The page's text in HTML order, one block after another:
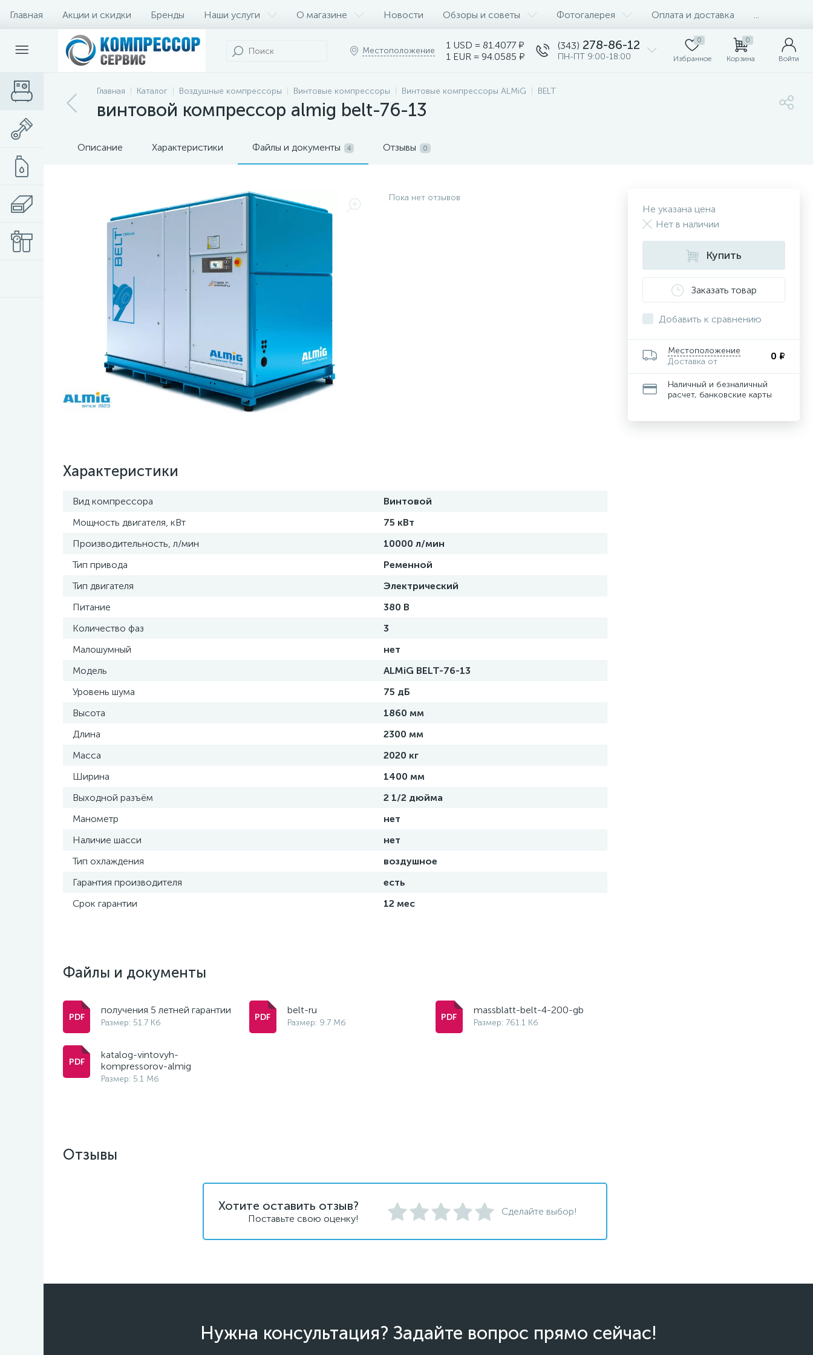
Главная Акции и скидки Бренды Наши услуги О магазине Новости Обзоры и советы Фотогалерея Оплата и доставка
Местоположение
1 USD = 81.4077 ₽
1 EUR = 94.0585 ₽
(343) 278-86-12
ПН-ПТ 9:00-18:00
0
Избранное
0
Корзина Войти
Главная Каталог Воздушные компрессоры Винтовые компрессоры Винтовые компрессоры ALMiG BELT
винтовой компрессор almig belt-76-13
Описание Характеристики Файлы и документы 4 Отзывы 0
Пока нет отзывов
Характеристики
Вид компрессора
Винтовой
Мощность двигателя, кВт
75 кВт
Производительность, л/мин
10000 л/мин
Тип привода
Ременной
Тип двигателя
Электрический
Питание
380 В
Количество фаз
3
Малошумный
нет
Модель
ALMiG BELT-76-13
Уровень шума
75 дБ
Высота
1860 мм
Длина
2300 мм
Масса
2020 кг
Ширина
1400 мм
Выходной разъём
2 1/2 дюйма
Манометр
нет
Наличие шасси
нет
Тип охлаждения
воздушное
Гарантия производителя
есть
Срок гарантии
12 мес
Файлы и документы
получения 5 летней гарантии
Размер: 51.7 Кб
belt-ru
Размер: 9.7 Мб
massblatt-belt-4-200-gb
Размер: 761.1 Кб
katalog-vintovyh-
kompressorov-almig
Размер: 5.1 Мб
Не указана цена
Нет в наличии
Купить
Заказать товар
Добавить к сравнению
Местоположение
Доставка от
0 ₽
Наличный и безналичный
расчет, банковские карты
Отзывы
Хотите оставить отзыв?
Поставьте свою оценку!
Сделайте выбор!
Нужна консультация? Задайте вопрос прямо сейчас!